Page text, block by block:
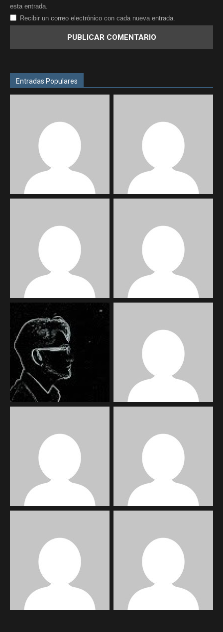
esta entrada.
Recibir un correo electrónico con cada nueva entrada.
Entradas Populares